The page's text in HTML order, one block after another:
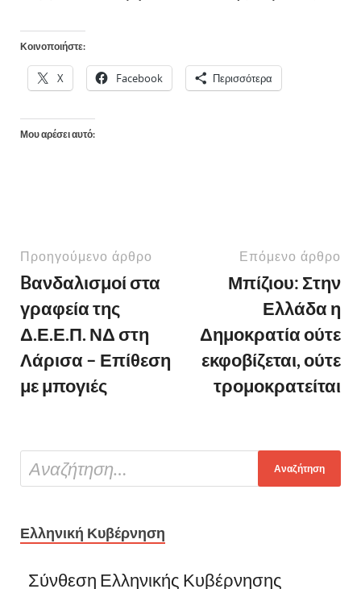
Κοινοποιήστε:
X Facebook Περισσότερα
Μου αρέσει αυτό:
Προηγούμενο άρθρο
Bανδαλισμοί στα
γραφεία της
Δ.Ε.Ε.Π. ΝΔ στη
Λάρισα – Επίθεση
με μπογιές
Επόμενο άρθρο
Μπίζιου: Στην
Ελλάδα η
Δημοκρατία ούτε
εκφοβίζεται, ούτε
τρομοκρατείται
Ελληνική Κυβέρνηση
Σύνθεση Ελληνικής Κυβέρνησης